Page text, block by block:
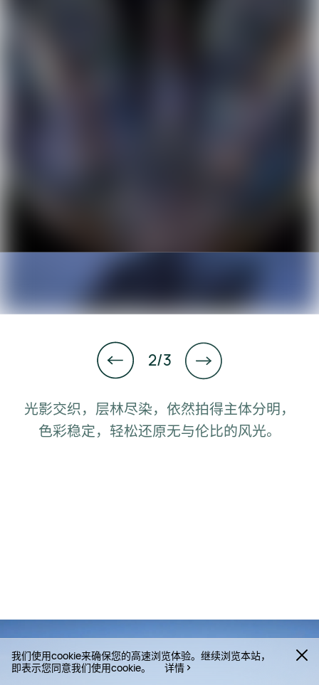
我们使用cookie来确保您的高速浏览体验。继续浏览本站，
即表示您同意我们使用cookie。
详情
1
3
/3
光影交织，层林尽染，依然拍得主体分明，
色彩稳定，轻松还原无与伦比的风⁠光。